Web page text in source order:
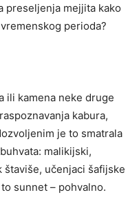
preseljenja mejjita kako
perioda?
ili kamena neke druge
kabura,
je to smatrala
malikijski,
štaviše, učenjaci šafijske
sunnet – pohvalno.